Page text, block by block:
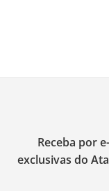
Receba por
exclusivas do